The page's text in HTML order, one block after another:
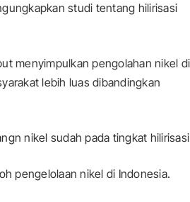
studi tentang hilirisasi
menyimpulkan pengolahan nikel di
lebih luas dibandingkan
nikel sudah pada tingkat
pengelolaan nikel di Indonesia.